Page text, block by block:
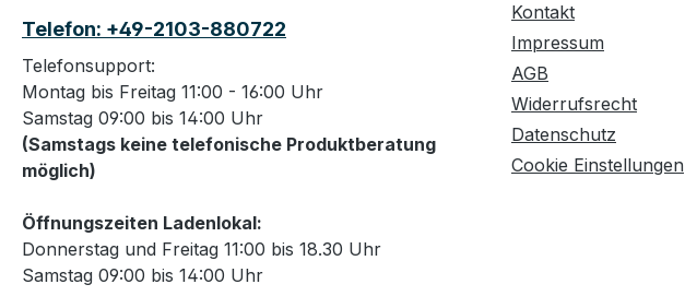
Telefon: +49-2103-880722
Telefonsupport:
Montag bis Freitag 11:00 - 16:00 Uhr
Samstag 09:00 bis 14:00 Uhr
(Samstags keine telefonische Produktberatung
möglich)
Öffnungszeiten Ladenlokal:
Donnerstag und Freitag 11:00 bis 18.30 Uhr
Samstag 09:00 bis 14:00 Uhr
Kontakt
Impressum
AGB
Widerrufsrecht
Datenschutz
Cookie Einstellungen